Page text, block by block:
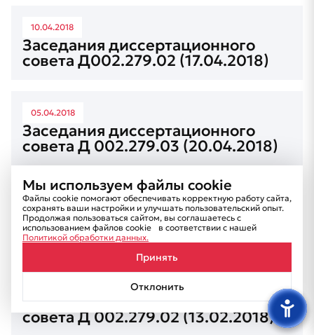
Мы используем файлы cookie
Файлы cookie помогают обеспечивать корректную работу сайта,
сохранять ваши настройки и улучшать пользовательский опыт.
Продолжая пользоваться сайтом, вы соглашаетесь с
использованием файлов cookie в соответствии с нашей
Политикой обработки данных.
Принять
Отклонить
10.04.2018
Заседания диссертационного
совета Д002.279.02 (17.04.2018)
05.04.2018
Заседания диссертационного
совета Д 002.279.03 (20.04.2018)
12.02.2018
Заседания диссертационного
совета Д 002.279.03 (28.02.2018)
Заседание диссертационного
совета Д 002.279.02 (13.02.2018)